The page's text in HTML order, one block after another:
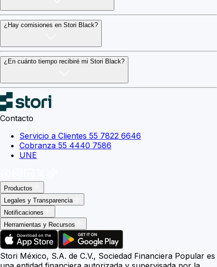
¿Hay comisiones en Stori Black?
¿En cuánto tiempo recibiré mi Stori Black?
Contacto
Servicio a Clientes 55 7822 6646
Cobranza 55 4440 7586
UNE
Productos
Legales y Transparencia
Notificaciones
Herramientas y Recursos
Stori México, S.A. de C.V., Sociedad Financiera Popular es